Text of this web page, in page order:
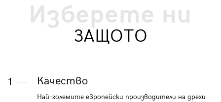
Изберете ни
ЗАЩОТО
1 Качество
Най-големите европейски производители на дрехи